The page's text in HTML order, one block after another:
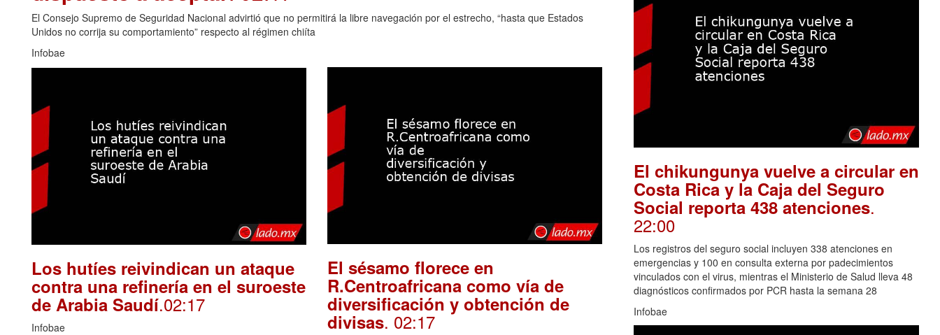
El Consejo Supremo de Seguridad Nacional advirtió que no permitirá la libre navegación por el estrecho, “hasta que Estados
Unidos no corrija su comportamiento” respecto al régimen chiíta
Infobae
Los hutíes reivindican un ataque
contra una refinería en el suroeste
de Arabia Saudí.02:17
Infobae
El sésamo florece en
R.Centroafricana como vía de
diversificación y obtención de
divisas. 02:17
El chikungunya vuelve a circular en
Costa Rica y la Caja del Seguro
Social reporta 438 atenciones.
22:00
Los registros del seguro social incluyen 338 atenciones en
emergencias y 100 en consulta externa por padecimientos
vinculados con el virus, mientras el Ministerio de Salud lleva 48
diagnósticos confirmados por PCR hasta la semana 28
Infobae